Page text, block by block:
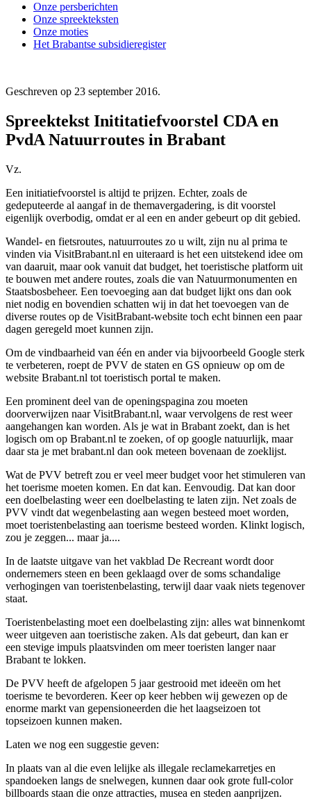
Onze persberichten
Onze spreekteksten
Onze moties
Het Brabantse subsidieregister
Geschreven op 23 september 2016.
Spreektekst Inititatiefvoorstel CDA en
PvdA Natuurroutes in Brabant
Vz.
Een initiatiefvoorstel is altijd te prijzen. Echter, zoals de
gedeputeerde al aangaf in de themavergadering, is dit voorstel
eigenlijk overbodig, omdat er al een en ander gebeurt op dit gebied.
Wandel- en fietsroutes, natuurroutes zo u wilt, zijn nu al prima te
vinden via VisitBrabant.nl en uiteraard is het een uitstekend idee om
van daaruit, maar ook vanuit dat budget, het toeristische platform uit
te bouwen met andere routes, zoals die van Natuurmonumenten en
Staatsbosbeheer. Een toevoeging aan dat budget lijkt ons dan ook
niet nodig en bovendien schatten wij in dat het toevoegen van de
diverse routes op de VisitBrabant-website toch echt binnen een paar
dagen geregeld moet kunnen zijn.
Om de vindbaarheid van één en ander via bijvoorbeeld Google sterk
te verbeteren, roept de PVV de staten en GS opnieuw op om de
website Brabant.nl tot toeristisch portal te maken.
Een prominent deel van de openingspagina zou moeten
doorverwijzen naar VisitBrabant.nl, waar vervolgens de rest weer
aangehangen kan worden. Als je wat in Brabant zoekt, dan is het
logisch om op Brabant.nl te zoeken, of op google natuurlijk, maar
daar sta je met brabant.nl dan ook meteen bovenaan de zoeklijst.
Wat de PVV betreft zou er veel meer budget voor het stimuleren van
het toerisme moeten komen. En dat kan. Eenvoudig. Dat kan door
een doelbelasting weer een doelbelasting te laten zijn. Net zoals de
PVV vindt dat wegenbelasting aan wegen besteed moet worden,
moet toeristenbelasting aan toerisme besteed worden. Klinkt logisch,
zou je zeggen... maar ja....
In de laatste uitgave van het vakblad De Recreant wordt door
ondernemers steen en been geklaagd over de soms schandalige
verhogingen van toeristenbelasting, terwijl daar vaak niets tegenover
staat.
Toeristenbelasting moet een doelbelasting zijn: alles wat binnenkomt
weer uitgeven aan toeristische zaken. Als dat gebeurt, dan kan er
een stevige impuls plaatsvinden om meer toeristen langer naar
Brabant te lokken.
De PVV heeft de afgelopen 5 jaar gestrooid met ideeën om het
toerisme te bevorderen. Keer op keer hebben wij gewezen op de
enorme markt van gepensioneerden die het laagseizoen tot
topseizoen kunnen maken.
Laten we nog een suggestie geven:
In plaats van al die even lelijke als illegale reclamekarretjes en
spandoeken langs de snelwegen, kunnen daar ook grote full-color
billboards staan die onze attracties, musea en steden aanprijzen.